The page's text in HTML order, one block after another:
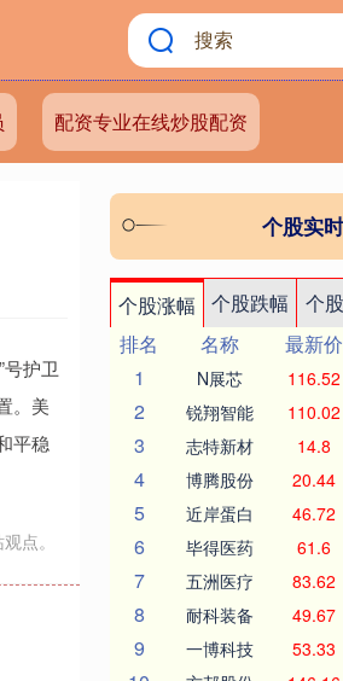
配资专业在线炒股配资
护卫
。美
平稳
点。
个股实
个股涨幅 个股跌幅 个
排名
名称 最新价
1
N展芯 116.52
2 锐翔智能 110.02
3 志特新材 14.8
4 博腾股份 20.44
5 近岸蛋白 46.72
6 毕得医药 61.6
7 五洲医疗 83.62
8 耐科装备 49.67
9 一博科技 53.33